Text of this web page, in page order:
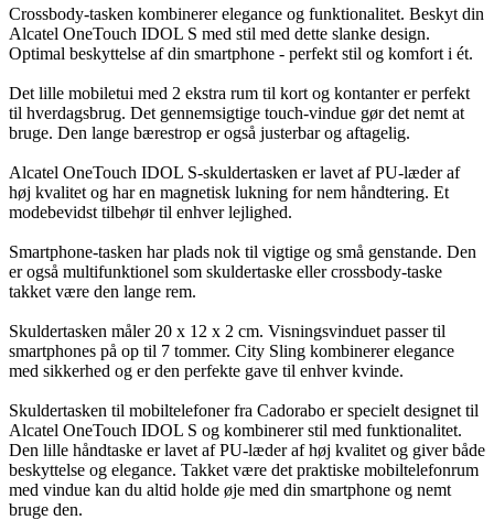
Crossbody-tasken kombinerer elegance og funktionalitet. Beskyt din
Alcatel OneTouch IDOL S med stil med dette slanke design.
Optimal beskyttelse af din smartphone - perfekt stil og komfort i ét.
Det lille mobiletui med 2 ekstra rum til kort og kontanter er perfekt
til hverdagsbrug. Det gennemsigtige touch-vindue gør det nemt at
bruge. Den lange bærestrop er også justerbar og aftagelig.
Alcatel OneTouch IDOL S-skuldertasken er lavet af PU-læder af
høj kvalitet og har en magnetisk lukning for nem håndtering. Et
modebevidst tilbehør til enhver lejlighed.
Smartphone-tasken har plads nok til vigtige og små genstande. Den
er også multifunktionel som skuldertaske eller crossbody-taske
takket være den lange rem.
Skuldertasken måler 20 x 12 x 2 cm. Visningsvinduet passer til
smartphones på op til 7 tommer. City Sling kombinerer elegance
med sikkerhed og er den perfekte gave til enhver kvinde.
Skuldertasken til mobiltelefoner fra Cadorabo er specielt designet til
Alcatel OneTouch IDOL S og kombinerer stil med funktionalitet.
Den lille håndtaske er lavet af PU-læder af høj kvalitet og giver både
beskyttelse og elegance. Takket være det praktiske mobiltelefonrum
med vindue kan du altid holde øje med din smartphone og nemt
bruge den.